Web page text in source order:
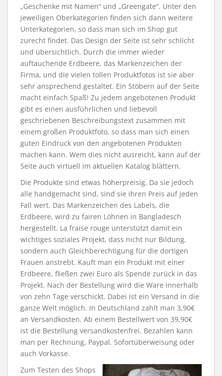
„Geschenke mit Namen“ und „Greengate“. Unter den
jeweiligen Oberkategorien finden sich dann weitere
Unterkategorien, so dass man sich im Shop gut
zurecht findet. Das Design der Seite ist sehr schlicht
und übersichtlich. Durch die immer wieder
auftauchende Erdbeere, das Markenzeichen der
Firma, und die vielen tollen Produktfotos ist sie aber
sehr ansprechend gestaltet. Ein Stöbern auf der Seite
macht einfach Spaß! Zu jedem angebotenen Produkt
gibt es einen ausführlichen und liebevoll
geschriebenen Beschreibungstext zusammen mit
einem großen Produktfoto, so dass man sich einen
guten Eindruck von den angebotenen Produkten
machen kann. Wem dies nicht ausreicht, kann auf der
Seite auch virtuell im aktuellen Katalog blättern.
Die Produkte sind etwas höherpreisig. Da sie jedoch
alle handgemacht sind, sind sie ihren Preis auf jeden
Fall wert. Das Markenzeichen des Labels, die
Erdbeere, wird zu fairen Löhnen in Bangladesch
hergestellt. La fraise rouge unterstützt damit ein
wichtiges soziales Projekt, dass nicht nur Bildung,
sondern auch Gleichberechtigung für die dortigen
Frauen anstrebt. Kauft man ein Produkt mit einer
Erdbeere, fließen zwei Euro als Spende zurück in das
Projekt. Nach der Bestellung wird die Ware innerhalb
von zehn Tage verschickt. Dabei ist ein Versand in die
ganze Welt möglich. In Deutschland zahlt man 3,90€
an Versandkosten. Ab einem Bestellwert von 39,90€
ist die Bestellung versandkostenfrei. Bezahlen kann
man per Rechnung, Paypal, Sofortüberweisung oder
auch Vorkasse.
Zum Testen des Shops